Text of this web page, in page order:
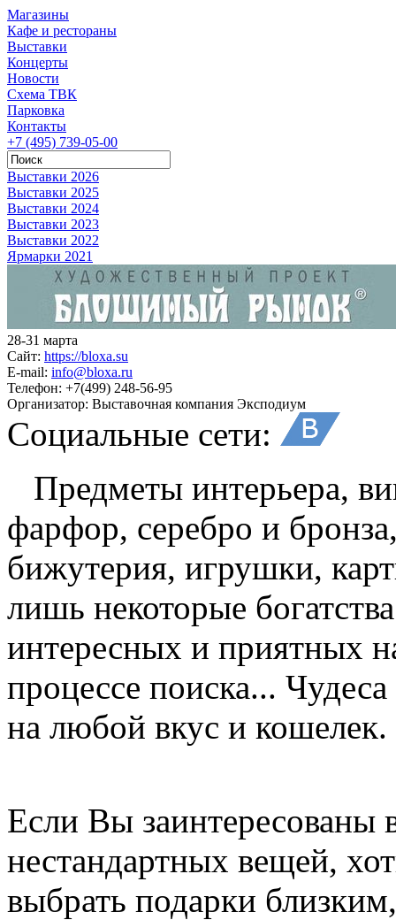
Магазины
Кафе и рестораны
Выставки
Концерты
Новости
Схема ТВК
Парковка
Контакты
+7 (495) 739-05-00
Выставки 2026
Выставки 2025
Выставки 2024
Выставки 2023
Выставки 2022
Ярмарки 2021
28-31 марта
Сайт: https://bloxa.su
E-mail: info@bloxa.ru
Телефон: +7(499) 248-56-95
Организатор: Выставочная компания Эксподиум
Социальные сети:
Предметы интерьера,
фарфор, серебро и
бижутерия, игрушки,
лишь некоторые
интересных и приятных
процессе поиска...
на любой вкус и кошелек.
Если Вы заинтересованы
нестандартных вещей,
выбрать подарки